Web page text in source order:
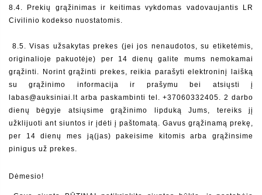
8.4. Prekių grąžinimas ir keitimas vykdomas vadovaujantis LR
Civilinio kodekso nuostatomis.
8.5. Visas užsakytas prekes (jei jos nenaudotos, su etiketėmis,
originalioje pakuotėje) per 14 dienų galite mums nemokamai
grąžinti. Norint grąžinti prekes, reikia parašyti elektroninį laišką
su grąžinimo informacija ir prašymu bei atsiųsti į
labas@auksiniai.lt arba paskambinti tel. +37060332405. 2 darbo
dienų bėgyje atsiųsime grąžinimo lipduką Jums, tereiks jį
užklijuoti ant siuntos ir įdėti į paštomatą. Gavus grąžinamą prekę,
per 14 dienų mes ją(jas) pakeisime kitomis arba grąžinsime
pinigus už prekes.
Dėmesio!